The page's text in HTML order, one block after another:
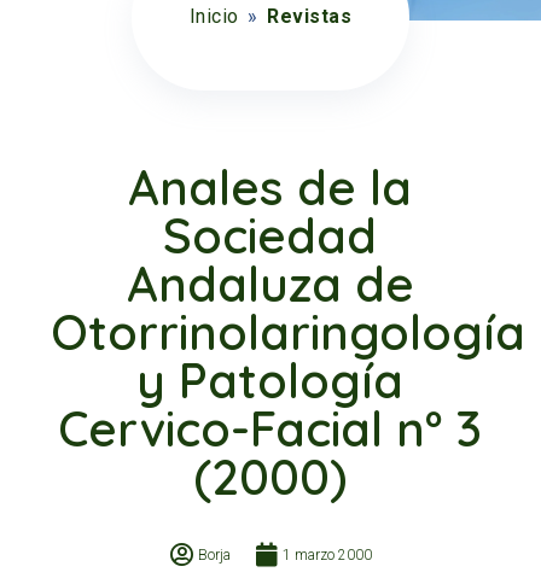
Inicio » Revistas
Anales de la
Sociedad
Andaluza de
Otorrinolaringología
y Patología
Cervico-Facial nº 3
(2000)
Borja 1 marzo 2000